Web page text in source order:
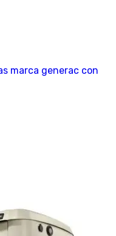
marca generac con